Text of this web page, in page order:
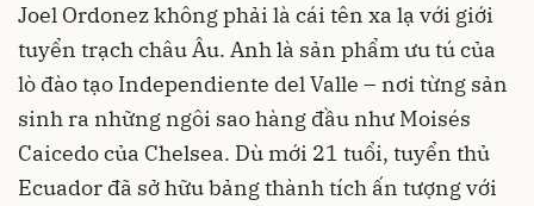
Joel Ordonez không phải là cái tên xa lạ với giới
tuyển trạch châu Âu. Anh là sản phẩm ưu tú của
lò đào tạo Independiente del Valle – nơi từng sản
sinh ra những ngôi sao hàng đầu như Moisés
Caicedo của Chelsea. Dù mới 21 tuổi, tuyển thủ
Ecuador đã sở hữu bảng thành tích ấn tượng với